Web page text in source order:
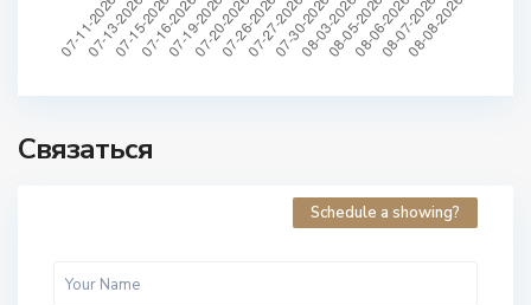
Связаться
Schedule a showing?